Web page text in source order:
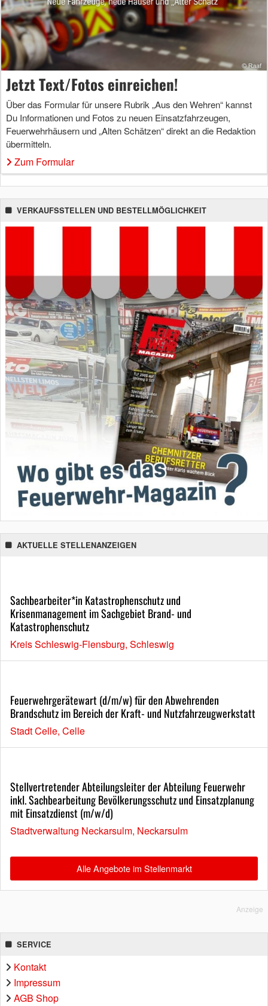
Jetzt Text/Fotos einreichen!
Über das Formular für unsere Rubrik „Aus den Wehren“ kannst
Du Informationen und Fotos zu neuen Einsatzfahrzeugen,
Feuerwehrhäusern und „Alten Schätzen“ direkt an die Redaktion
übermitteln.
Zum Formular
VERKAUFSSTELLEN UND BESTELLMÖGLICHKEIT
AKTUELLE STELLENANZEIGEN
Sachbearbeiter*in Katastrophenschutz und
Krisenmanagement im Sachgebiet Brand- und
Katastrophenschutz
Kreis Schleswig-Flensburg, Schleswig
Feuerwehrgerätewart (d/m/w) für den Abwehrenden
Brandschutz im Bereich der Kraft- und Nutzfahrzeugwerkstatt
Stadt Celle, Celle
Stellvertretender Abteilungsleiter der Abteilung Feuerwehr
inkl. Sachbearbeitung Bevölkerungsschutz und Einsatzplanung
mit Einsatzdienst (m/w/d)
Stadtverwaltung Neckarsulm, Neckarsulm
Alle Angebote im Stellenmarkt
Anzeige
SERVICE
Kontakt
Impressum
AGB Shop